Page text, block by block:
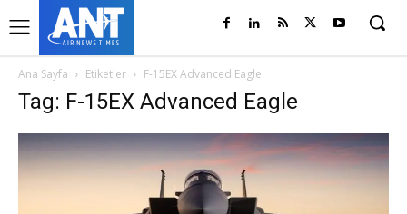
Ana Sayfa Etiketler F-15EX Advanced Eagle
Tag: F-15EX Advanced Eagle